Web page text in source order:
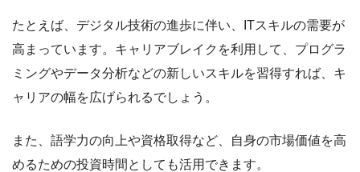
たとえば、デジタル技術の進歩に伴い、ITスキルの需要が
高まっています。キャリアブレイクを利用して、プログラ
ミングやデータ分析などの新しいスキルを習得すれば、キ
ャリアの幅を広げられるでしょう。
また、語学力の向上や資格取得など、自身の市場価値を高
めるための投資時間としても活用できます。